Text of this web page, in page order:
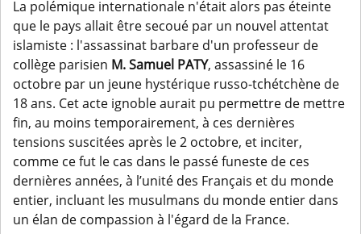
La polémique internationale n'était alors pas éteinte
que le pays allait être secoué par un nouvel attentat
islamiste : l'assassinat barbare d'un professeur de
collège parisien M. Samuel PATY, assassiné le 16
octobre par un jeune hystérique russo-tchétchène de
18 ans. Cet acte ignoble aurait pu permettre de mettre
fin, au moins temporairement, à ces dernières
tensions suscitées après le 2 octobre, et inciter,
comme ce fut le cas dans le passé funeste de ces
dernières années, à l’unité des Français et du monde
entier, incluant les musulmans du monde entier dans
un élan de compassion à l'égard de la France.